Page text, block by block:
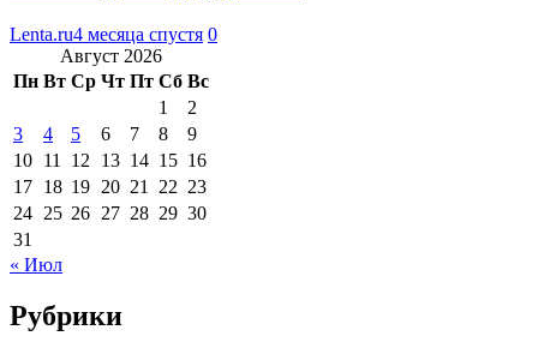
Lenta.ru4 месяца спустя 0
Август 2026
Пн Вт Ср Чт Пт Сб Вс
1
2
3
4 5 6 7 8
9
10 11 12 13 14 15 16
17 18 19 20 21 22 23
24 25 26 27 28 29 30
31
« Июл
Рубрики